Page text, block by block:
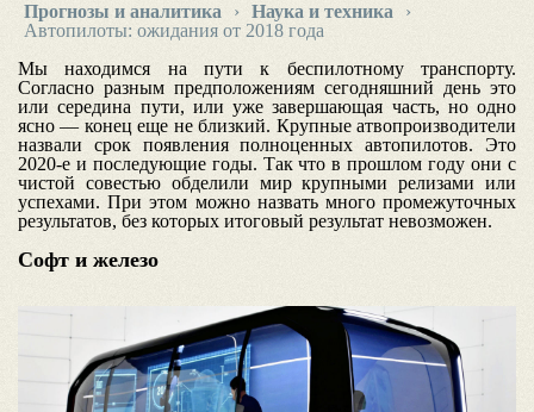
Прогнозы и аналитика › Наука и техника
›
Автопилоты: ожидания от 2018 года
Мы находимся на пути к беспилотному транспорту.
Согласно разным предположениям сегодняшний день это
или середина пути, или уже завершающая часть, но одно
ясно — конец еще не близкий. Крупные атвопроизводители
назвали срок появления полноценных автопилотов. Это
2020-е и последующие годы. Так что в прошлом году они с
чистой совестью обделили мир крупными релизами или
успехами. При этом можно назвать много промежуточных
результатов, без которых итоговый результат невозможен.
Софт и железо